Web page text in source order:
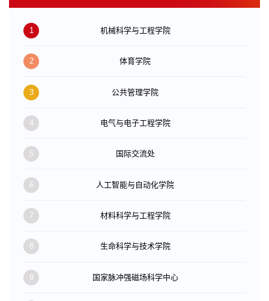
1 机械科学与工程学院
2 体育学院
3 公共管理学院
4 电气与电子工程学院
5 国际交流处
6 人工智能与自动化学院
7 材料科学与工程学院
8 生命科学与技术学院
9 国家脉冲强磁场科学中心